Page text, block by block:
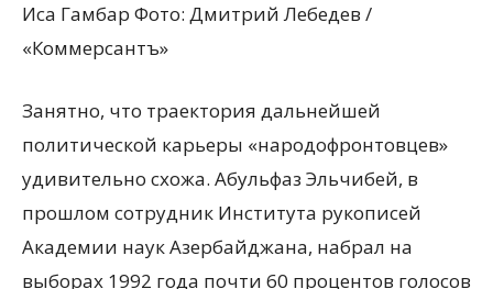
Иса Гамбар Фото: Дмитрий Лебедев /
«Коммерсантъ»
Занятно, что траектория дальнейшей
политической карьеры «народофронтовцев»
удивительно схожа. Абульфаз Эльчибей, в
прошлом сотрудник Института рукописей
Академии наук Азербайджана, набрал на
выборах 1992 года почти 60 процентов голосов